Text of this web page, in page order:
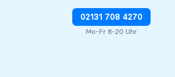
02131 708 4270
Mo-Fr 8-20 Uhr
Abbuchungen direkt stoppen